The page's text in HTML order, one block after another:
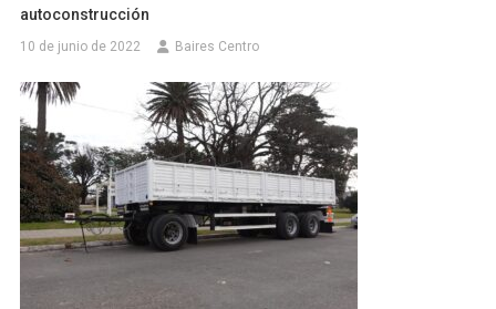
autoconstrucción
10 de junio de 2022 Baires Centro